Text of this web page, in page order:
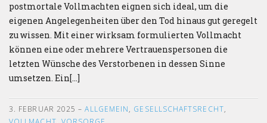
postmortale Vollmachten eignen sich ideal, um die
eigenen Angelegenheiten über den Tod hinaus gut geregelt
zu wissen. Mit einer wirksam formulierten Vollmacht
können eine oder mehrere Vertrauenspersonen die
letzten Wünsche des Verstorbenen in dessen Sinne
umsetzen. Ein[…]
3. FEBRUAR 2025 –ALLGEMEIN, GESELLSCHAFTSRECHT,